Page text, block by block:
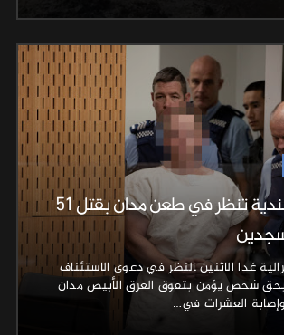
محكمة نيوزيلندية تنظر في طعن مدان بقتل 51
غدا الاثنين ‍النظر في دعوى الاستئناف
شخص يؤمن بتفوق العرق الأبيض مدان